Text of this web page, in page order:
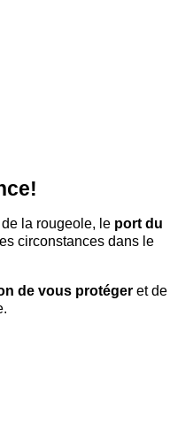
la rougeole, le port du
circonstances dans le
de vous protéger et de